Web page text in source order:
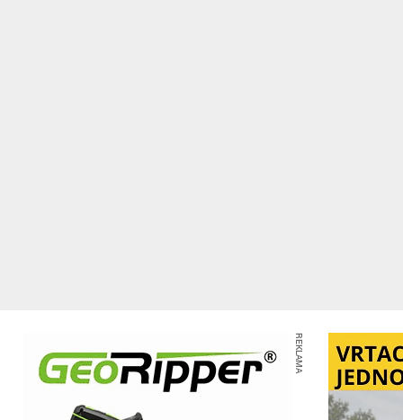
REKLAMA